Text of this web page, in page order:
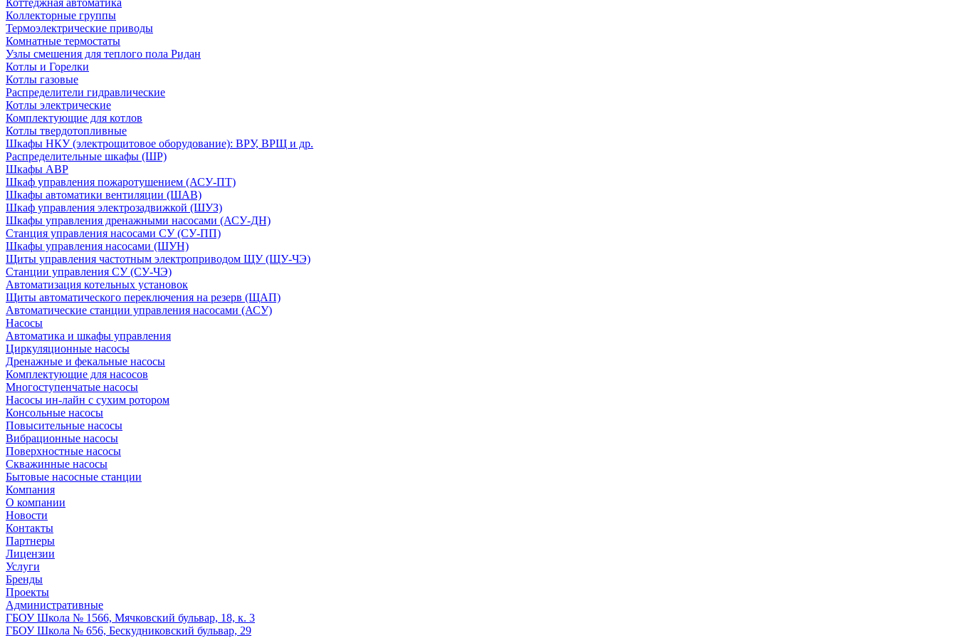
Коттеджная автоматика
Коллекторные группы
Термоэлектрические приводы
Комнатные термостаты
Узлы смешения для теплого пола Ридан
Котлы и Горелки
Котлы газовые
Распределители гидравлические
Котлы электрические
Комплектующие для котлов
Котлы твердотопливные
Шкафы НКУ (электрощитовое оборудование): ВРУ, ВРЩ и др.
Распределительные шкафы (ШР)
Шкафы АВР
Шкаф управления пожаротушением (АСУ-ПТ)
Шкафы автоматики вентиляции (ШАВ)
Шкаф управления электрозадвижкой (ШУЗ)
Шкафы управления дренажными насосами (АСУ-ДН)
Станция управления насосами СУ (СУ-ПП)
Шкафы управления насосами (ШУН)
Щиты управления частотным электроприводом ЩУ (ЩУ-ЧЭ)
Станции управления СУ (СУ-ЧЭ)
Автоматизация котельных установок
Щиты автоматического переключения на резерв (ЩАП)
Автоматические станции управления насосами (АСУ)
Насосы
Автоматика и шкафы управления
Циркуляционные насосы
Дренажные и фекальные насосы
Комплектующие для насосов
Многоступенчатые насосы
Насосы ин-лайн с сухим ротором
Консольные насосы
Повысительные насосы
Вибрационные насосы
Поверхностные насосы
Скважинные насосы
Бытовые насосные станции
Компания
О компании
Новости
Контакты
Партнеры
Лицензии
Услуги
Бренды
Проекты
Административные
ГБОУ Школа № 1566, Мячковский бульвар, 18, к. 3
ГБОУ Школа № 656, Бескудниковский бульвар, 29